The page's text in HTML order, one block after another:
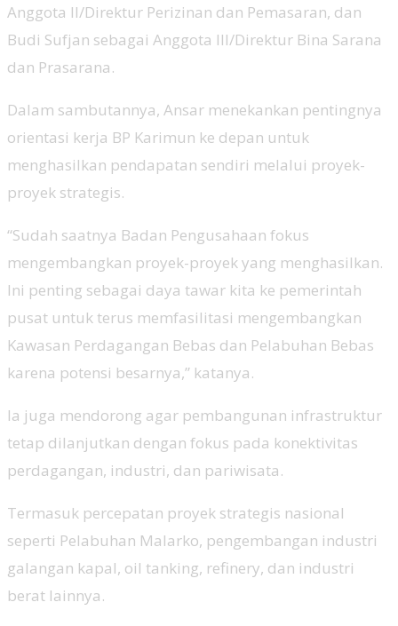
Anggota II/Direktur Perizinan dan Pemasaran, dan
Budi Sufjan sebagai Anggota III/Direktur Bina Sarana
dan Prasarana.
Dalam sambutannya, Ansar menekankan pentingnya
orientasi kerja BP Karimun ke depan untuk
menghasilkan pendapatan sendiri melalui proyek-
proyek strategis.
“Sudah saatnya Badan Pengusahaan fokus
mengembangkan proyek-proyek yang menghasilkan.
Ini penting sebagai daya tawar kita ke pemerintah
pusat untuk terus memfasilitasi mengembangkan
Kawasan Perdagangan Bebas dan Pelabuhan Bebas
karena potensi besarnya,” katanya.
Ia juga mendorong agar pembangunan infrastruktur
tetap dilanjutkan dengan fokus pada konektivitas
perdagangan, industri, dan pariwisata.
Termasuk percepatan proyek strategis nasional
seperti Pelabuhan Malarko, pengembangan industri
galangan kapal, oil tanking, refinery, dan industri
berat lainnya.